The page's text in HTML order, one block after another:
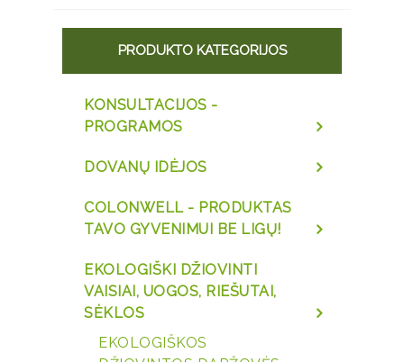
PRODUKTO KATEGORIJOS
KONSULTACIJOS -
PROGRAMOS
DOVANŲ IDĖJOS
COLONWELL - PRODUKTAS
TAVO GYVENIMUI BE LIGŲ!
EKOLOGIŠKI DŽIOVINTI
VAISIAI, UOGOS, RIEŠUTAI,
SĖKLOS
EKOLOGIŠKOS